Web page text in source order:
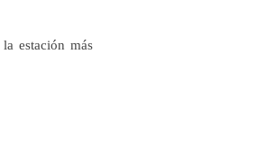
estación más